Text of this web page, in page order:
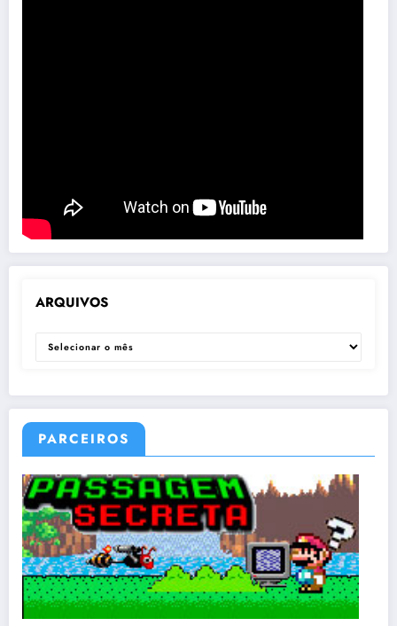
ARQUIVOS
ARQUIVOS
PARCEIROS